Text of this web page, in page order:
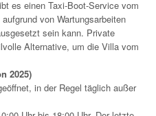
es einen Taxi-Boot-Service vom
von Wartungsarbeiten
sein kann. Private
Alternative, um die Villa vom
2025)
in der Regel täglich außer